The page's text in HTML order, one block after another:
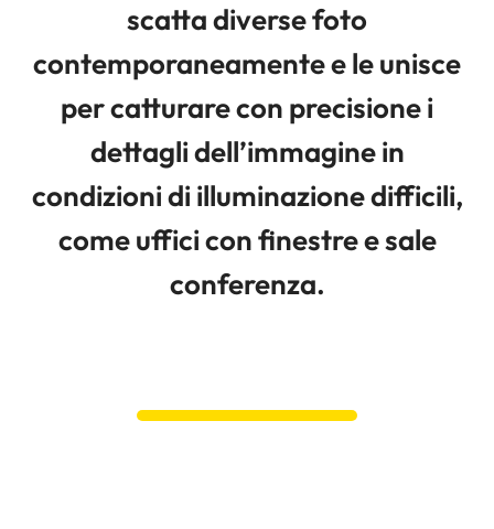
scatta diverse foto
contemporaneamente e le unisce
per catturare con precisione i
dettagli dell’immagine in
condizioni di illuminazione difficili,
come uffici con finestre e sale
conferenza.